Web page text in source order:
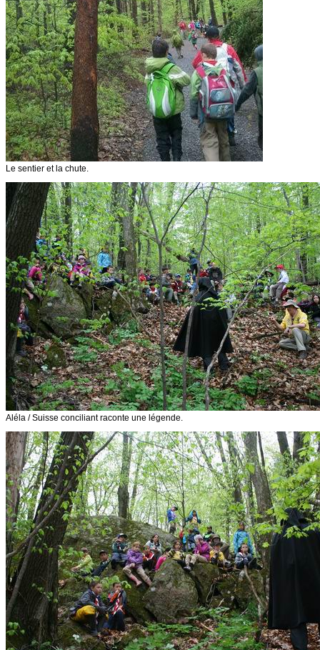
Le sentier et la chute.
Aléla / Suisse conciliant raconte une légende.